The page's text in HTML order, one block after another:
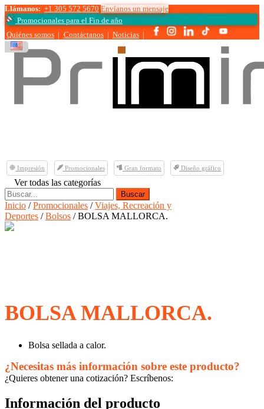
Llámanos: +1 305 572 5670 Envíanos un mensaje
Promocionales para elFin de año
Quiénes somos
Contáctanos Noticias
Impresión Promocionales Gran formato Diseño gráfico
Ver todas las categorías
Buscar:
Inicio /Promocionales /Viajes, Recreación y
Deportes /Bolsos / BOLSA MALLORCA.
BOLSA MALLORCA.
Bolsa sellada a calor.
¿Necesitas más información sobre este producto?
¿Quieres obtener una cotización? Escríbenos:
Información del producto